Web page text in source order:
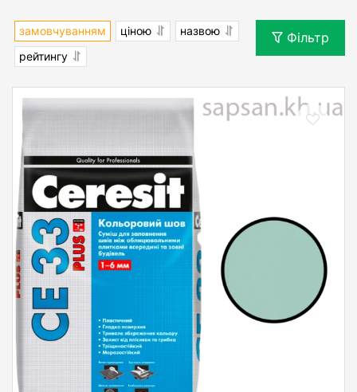
замовчуванням ціною
назвою
рейтингу
Фільтр